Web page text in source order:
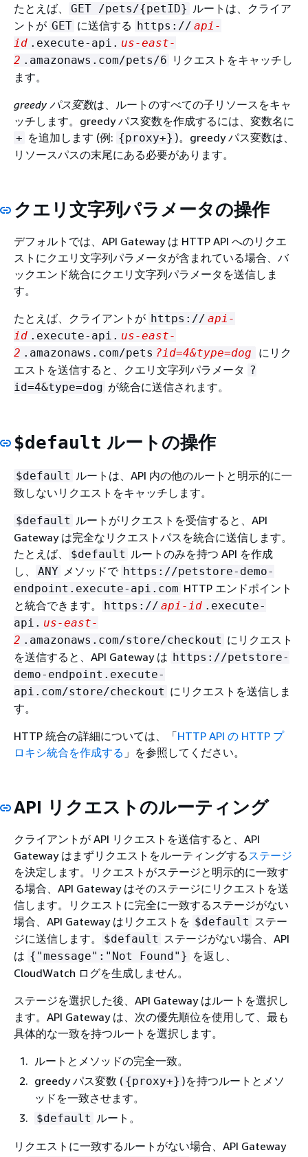
たとえば、
GET /pets/{petID} ルートは、クライア
ントが GET に送信する https:// api-
id .execute-api. us-east-
2 .amazonaws.com/pets/6 リクエストをキャッチし
ます。
greedy パス変数は、ルートのすべての子リソースをキャ
ッチします。greedy パス変数を作成するには、変数名に
+ を追加します (例: {proxy+} )。greedy パス変数は、
リソースパスの末尾にある必要があります。
クエリ文字列パラメータの操作
デフォルトでは、API Gateway は HTTP API へのリクエ
ストにクエリ文字列パラメータが含まれている場合、バ
ックエンド統合にクエリ文字列パラメータを送信しま
す。
たとえば、クライアントが https:// api-
id .execute-api. us-east-
2 .amazonaws.com/pets ?id=4&type=dog
にリク
エストを送信すると、クエリ文字列パラメータ ?
id=4&type=dog が統合に送信されます。
$default ルートの操作
$default ルートは、API 内の他のルートと明示的に一
致しないリクエストをキャッチします。
$default ルートがリクエストを受信すると、API
Gateway は完全なリクエストパスを統合に送信します。
たとえば、
$default ルートのみを持つ API を作成
し、
ANY メソッドで https://petstore-demo-
endpoint.execute-api.com HTTP エンドポイント
と統合できます。
https:// api-id .execute-
api. us-east-
2 .amazonaws.com/store/checkout にリクエスト
を送信すると、API Gateway は https://petstore-
demo-endpoint.execute-
api.com/store/checkout にリクエストを送信しま
す。
HTTP 統合の詳細については、「HTTP API の HTTP プ
ロキシ統合を作成する 」を参照してください。
API リクエストのルーティング
クライアントが API リクエストを送信すると、API
Gateway はまずリクエストをルーティングするステージ
を決定します。リクエストがステージと明示的に一致す
る場合、API Gateway はそのステージにリクエストを送
信します。リクエストに完全に一致するステージがない
場合、API Gateway はリクエストを $default ステー
ジに送信します。
$default ステージがない場合、API
は { "message":"Not Found"} を返し、
CloudWatch ログを生成しません。
ステージを選択した後、API Gateway はルートを選択し
ます。API Gateway は、次の優先順位を使用して、最も
具体的な一致を持つルートを選択します。
ルートとメソッドの完全一致。
greedy パス変数 ( {proxy+} )を持つルートとメソ
ッドを一致させます。
$default ルート。
リクエストに一致するルートがない場合、API Gateway